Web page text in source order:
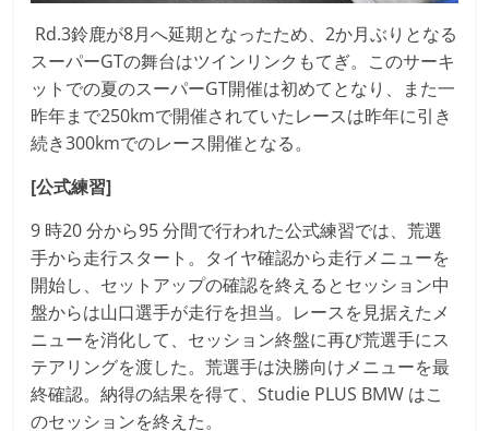
Rd.3鈴鹿が8月へ延期となったため、2か月ぶりとなる
スーパーGTの舞台はツインリンクもてぎ。このサーキ
ットでの夏のスーパーGT開催は初めてとなり、また一
昨年まで250kmで開催されていたレースは昨年に引き
続き300kmでのレース開催となる。
[公式練習]
9 時20 分から95 分間で行われた公式練習では、荒選
手から走行スタート。タイヤ確認から走行メニューを
開始し、セットアップの確認を終えるとセッション中
盤からは山口選手が走行を担当。レースを見据えたメ
ニューを消化して、セッション終盤に再び荒選手にス
テアリングを渡した。荒選手は決勝向けメニューを最
終確認。納得の結果を得て、Studie PLUS BMW はこ
のセッションを終えた。